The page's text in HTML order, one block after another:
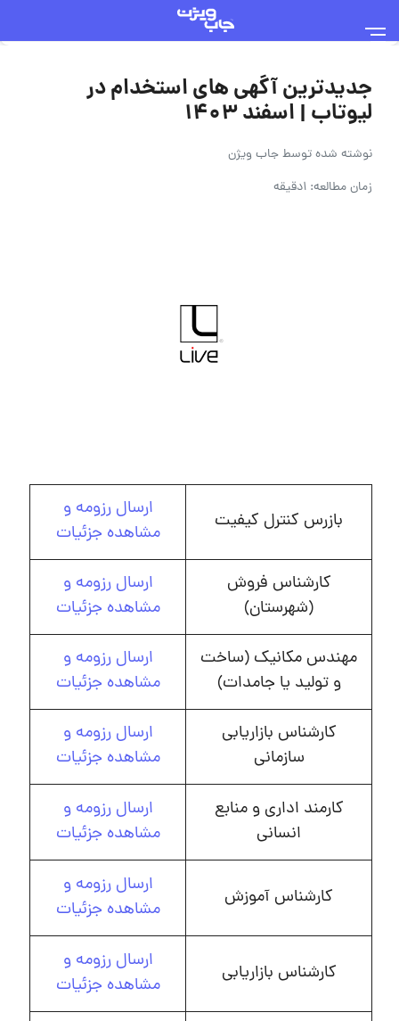
جدیدترین آگهی های استخدام در
لیوتاب | اسفند ۱۴۰۳
نوشته شده توسطجاب ویژن
زمان مطالعه: 1دقیقه
بازرس کنترل کیفیت
ارسال رزومه و
مشاهده جزئیات
کارشناس فروش
(شهرستان)
ارسال رزومه و
مشاهده جزئیات
مهندس مکانیک (ساخت
و تولید یا جامدات)
ارسال رزومه و
مشاهده جزئیات
کارشناس بازاریابی
سازمانی
ارسال رزومه و
مشاهده جزئیات
کارمند اداری و منابع
انسانی
ارسال رزومه و
مشاهده جزئیات
کارشناس آموزش
ارسال رزومه و
مشاهده جزئیات
کارشناس بازاریابی
ارسال رزومه و
مشاهده جزئیات